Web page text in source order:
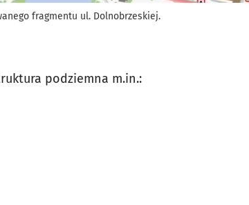
fragmentu ul. Dolnobrzeskiej.
podziemna m.in.: